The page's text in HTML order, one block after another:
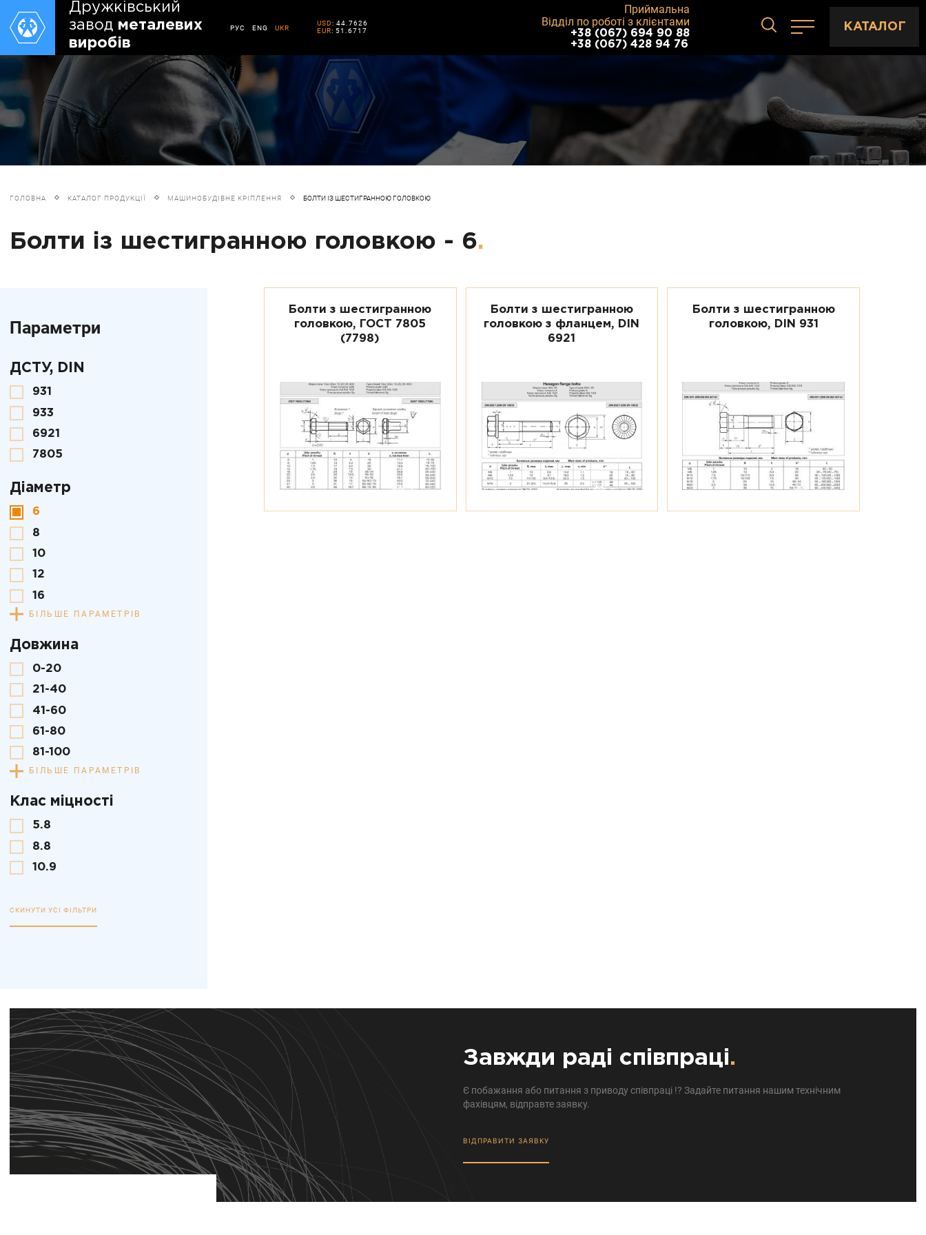
Дружківський
завод металевих
виробів
РУС ENG UKR
USD: 44.7626
EUR: 51.6717
Приймальна
Відділ по роботі з клієнтами
+38 (067) 694 90 88
+38 (067) 428 94 76
КАТАЛОГ
ГОЛОВНА КАТАЛОГ ПРОДУКЦІЇ МАШИНОБУДІВНЕ КРІПЛЕННЯ БОЛТИ ІЗ ШЕСТИГРАННОЮ ГОЛОВКОЮ
Болти із шестигранною головкою - 6.
Параметри
ДСТУ, DIN
931
933
6921
7805
Діаметр
6
8
10
12
16
БІЛЬШЕ ПАРАМЕТРІВ
Довжина
0-20
21-40
41-60
61-80
81-100
БІЛЬШЕ ПАРАМЕТРІВ
Клас міцності
5.8
8.8
10.9
СКИНУТИ УСІ ФІЛЬТРИ
Болти з шестигранною
головкою, ГОСТ 7805
(7798)
Болти з шестигранною
головкою з фланцем, DIN
6921
Болти з шестигранною
головкою, DIN 931
Завжди раді співпраці.
Є побажання або питання з приводу співпраці !? Задайте питання нашим технічним
фахівцям, відправте заявку.
ВІДПРАВИТИ ЗАЯВКУ